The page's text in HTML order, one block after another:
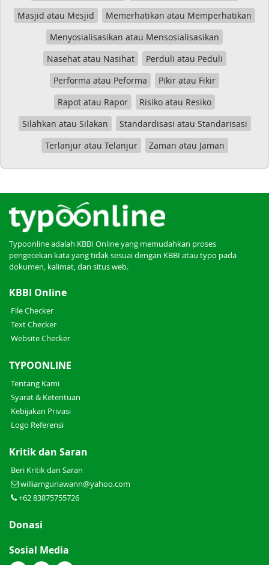
Masjid atau Mesjid
Memerhatikan atau Memperhatikan
Menyosialisasikan atau Mensosialisasikan
Nasehat atau Nasihat
Perduli atau Peduli
Performa atau Peforma
Pikir atau Fikir
Rapot atau Rapor
Risiko atau Resiko
Silahkan atau Silakan
Standardisasi atau Standarisasi
Terlanjur atau Telanjur
Zaman atau Jaman
Typoonline adalah KBBI Online yang memudahkan proses
pengecekan kata yang tidak sesuai dengan KBBI atau typo pada
dokumen, kalimat, dan situs web.
KBBI Online
File Checker
Text Checker
Website Checker
TYPOONLINE
Tentang Kami
Syarat & Ketentuan
Kebijakan Privasi
Logo Referensi
Kritik dan Saran
Beri Kritik dan Saran
williamgunawann@yahoo.com
+62 83875755726
Donasi
Sosial Media